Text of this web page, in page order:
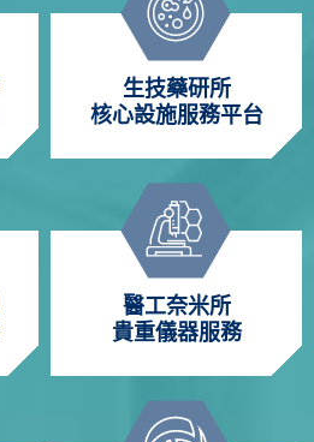
生技藥研所
核心設施服務平台
醫工奈米所
貴重儀器服務